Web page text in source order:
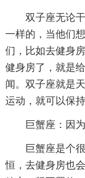
双子座无论
一样的，当他们
们，比如去健身
健身房了，就是
闻。双子座就是
运动，就可以保
巨蟹座：因
巨蟹座是个
恒，去健身房也